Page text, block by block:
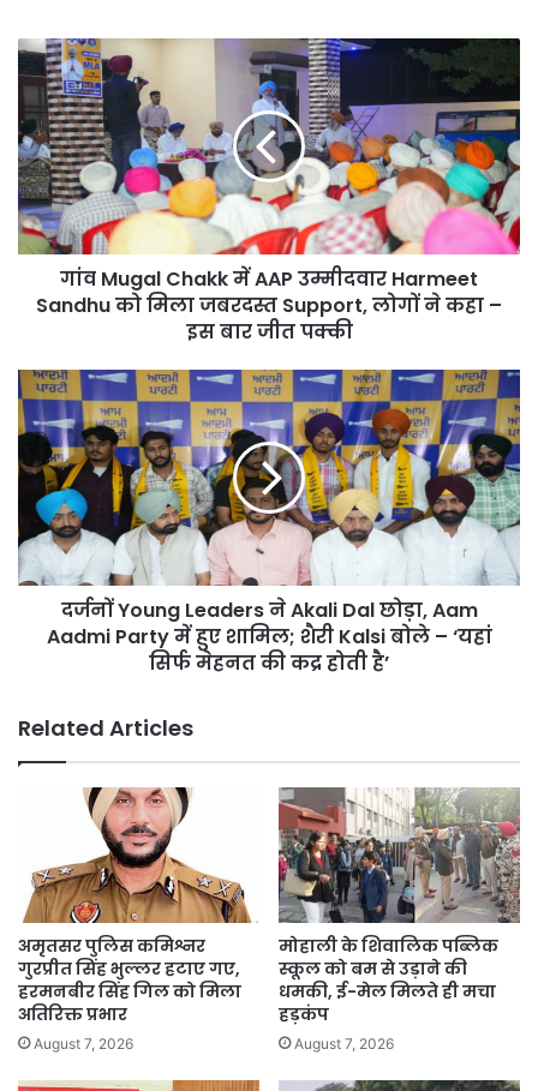
गांव
Mugal
Chakk
में
AAP
उम्मीदवार
Harmeet
Sandhu
को
जबरदस्त
ने
कहा
–
बार
जीत
पक्की
गांव Mugal Chakk में AAP उम्मीदवार Harmeet
Sandhu को मिला जबरदस्त Support, लोगों ने कहा –
इस बार जीत पक्की
दर्जनों
Young
Leaders
ने
Akali
Dal
छोड़ा,
Aadmi
Kalsi
बोले
की
कद्र
है’
दर्जनों Young Leaders ने Akali Dal छोड़ा, Aam
Aadmi Party में हुए शामिल; शैरी Kalsi बोले – ‘यहां
सिर्फ मेहनत की कद्र होती है’
Related Articles
अमृतसर पुलिस कमिश्नर
गुरप्रीत सिंह भुल्लर हटाए गए,
हरमनबीर सिंह गिल को मिला
अतिरिक्त प्रभार
August 7, 2026
मोहाली के शिवालिक पब्लिक
स्कूल को बम से उड़ाने की
धमकी, ई-मेल मिलते ही मचा
हड़कंप
August 7, 2026